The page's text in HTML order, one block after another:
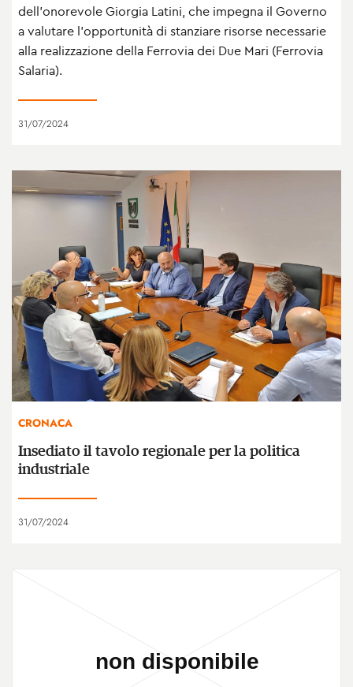
dell'onorevole Giorgia Latini, che impegna il Governo
a valutare l'opportunità di stanziare risorse necessarie
alla realizzazione della Ferrovia dei Due Mari (Ferrovia
Salaria).
31/07/2024
CRONACA
Insediato il tavolo regionale per la politica
industriale
31/07/2024